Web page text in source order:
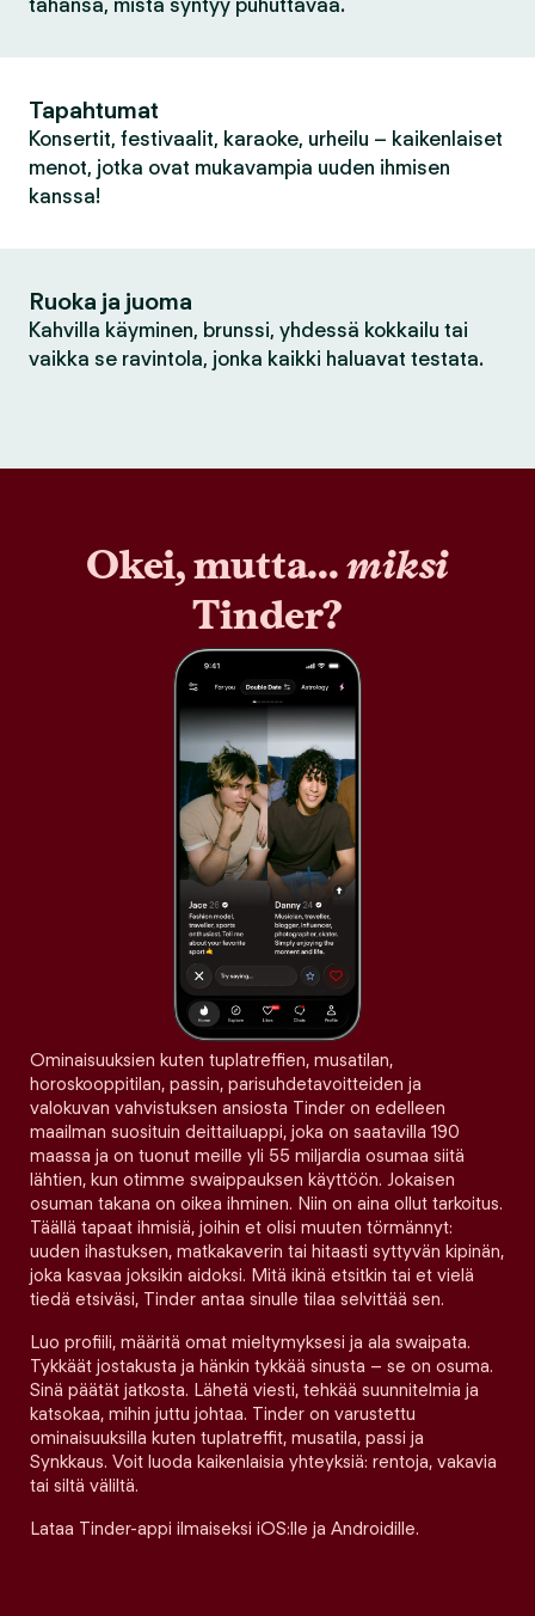
tahansa, mistä syntyy puhuttavaa.
Tapahtumat
Konsertit, festivaalit, karaoke, urheilu – kaikenlaiset
menot, jotka ovat mukavampia uuden ihmisen
kanssa!
Ruoka ja juoma
Kahvilla käyminen, brunssi, yhdessä kokkailu tai
vaikka se ravintola, jonka kaikki haluavat testata.
Okei, mutta...miksi
Tinder?
Ominaisuuksien kuten tuplatreffien, musatilan,
horoskooppitilan, passin, parisuhdetavoitteiden ja
valokuvan vahvistuksen ansiosta Tinder on edelleen
maailman suosituin deittailuappi, joka on saatavilla 190
maassa ja on tuonut meille yli 55 miljardia osumaa siitä
lähtien, kun otimme swaippauksen käyttöön. Jokaisen
osuman takana on oikea ihminen. Niin on aina ollut tarkoitus.
Täällä tapaat ihmisiä, joihin et olisi muuten törmännyt:
uuden ihastuksen, matkakaverin tai hitaasti syttyvän kipinän,
joka kasvaa joksikin aidoksi. Mitä ikinä etsitkin tai et vielä
tiedä etsiväsi, Tinder antaa sinulle tilaa selvittää sen.
Luo profiili, määritä omat mieltymyksesi ja ala swaipata.
Tykkäät jostakusta ja hänkin tykkää sinusta – se on osuma.
Sinä päätät jatkosta. Lähetä viesti, tehkää suunnitelmia ja
katsokaa, mihin juttu johtaa. Tinder on varustettu
ominaisuuksilla kuten tuplatreffit, musatila, passi ja
Synkkaus. Voit luoda kaikenlaisia yhteyksiä: rentoja, vakavia
tai siltä väliltä.
Lataa Tinder-appi ilmaiseksi iOS:lle ja Androidille.